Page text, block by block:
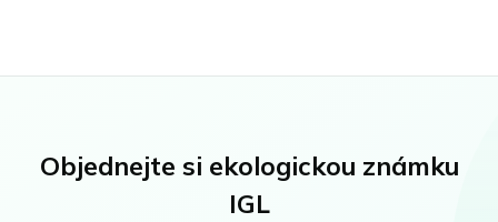
Objednejte si ekologickou známku
IGL